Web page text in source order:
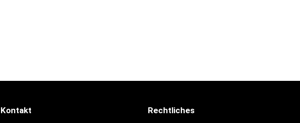
Kontakt Rechtliches